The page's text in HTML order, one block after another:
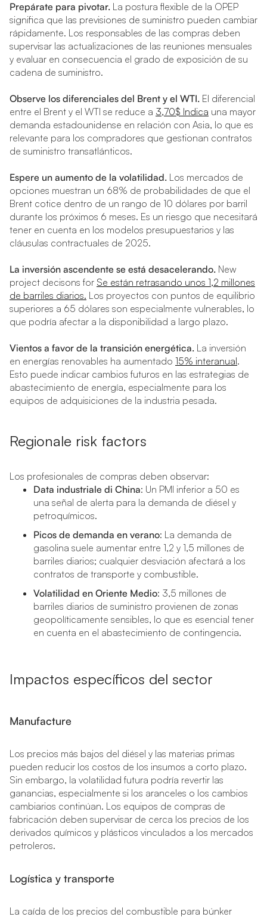
Prepárate para pivotar. La postura flexible de la OPEP
significa que las previsiones de suministro pueden cambiar
rápidamente. Los responsables de las compras deben
supervisar las actualizaciones de las reuniones mensuales
y evaluar en consecuencia el grado de exposición de su
cadena de suministro.
Observe los diferenciales del Brent y el WTI. El diferencial
entre el Brent y el WTI se reduce a 3,70$ Indica una mayor
demanda estadounidense en relación con Asia, lo que es
relevante para los compradores que gestionan contratos
de suministro transatlánticos.
Espere un aumento de la volatilidad. Los mercados de
opciones muestran un 68% de probabilidades de que el
Brent cotice dentro de un rango de 10 dólares por barril
durante los próximos 6 meses. Es un riesgo que necesitará
tener en cuenta en los modelos presupuestarios y las
cláusulas contractuales de 2025.
La inversión ascendente se está desacelerando. New
project decisons for Se están retrasando unos 1,2 millones
de barriles diarios. Los proyectos con puntos de equilibrio
superiores a 65 dólares son especialmente vulnerables, lo
que podría afectar a la disponibilidad a largo plazo.
Vientos a favor de la transición energética. La inversión
en energías renovables ha aumentado 15% interanual.
Esto puede indicar cambios futuros en las estrategias de
abastecimiento de energía, especialmente para los
equipos de adquisiciones de la industria pesada.
Regionale risk factors
Los profesionales de compras deben observar:
Data industriale di China: Un PMI inferior a 50 es
una señal de alerta para la demanda de diésel y
petroquímicos.
Picos de demanda en verano: La demanda de
gasolina suele aumentar entre 1,2 y 1,5 millones de
barriles diarios; cualquier desviación afectará a los
contratos de transporte y combustible.
Volatilidad en Oriente Medio: 3,5 millones de
barriles diarios de suministro provienen de zonas
geopolíticamente sensibles, lo que es esencial tener
en cuenta en el abastecimiento de contingencia.
Impactos específicos del sector
Manufacture
Los precios más bajos del diésel y las materias primas
pueden reducir los costos de los insumos a corto plazo.
Sin embargo, la volatilidad futura podría revertir las
ganancias, especialmente si los aranceles o los cambios
cambiarios continúan. Los equipos de compras de
fabricación deben supervisar de cerca los precios de los
derivados químicos y plásticos vinculados a los mercados
petroleros.
Logística y transporte
La caída de los precios del combustible para búnker